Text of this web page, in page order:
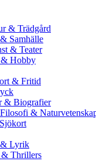
& Trädgård
Samhälle
& Teater
Hobby
& Fritid
& Biografier
&
& Lyrik
& Thrillers